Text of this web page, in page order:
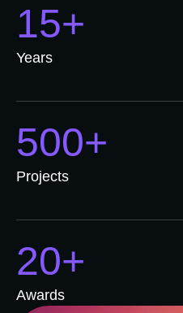
15+
Years
500+
Projects
20+
Awards